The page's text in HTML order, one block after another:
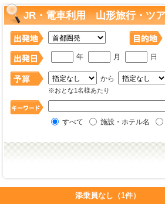
JR・電車利用 山形旅行・ツ
年 月 日
から
※おとな1名様あたり
すべて 施設・ホテル名
添乗員なし（1件）